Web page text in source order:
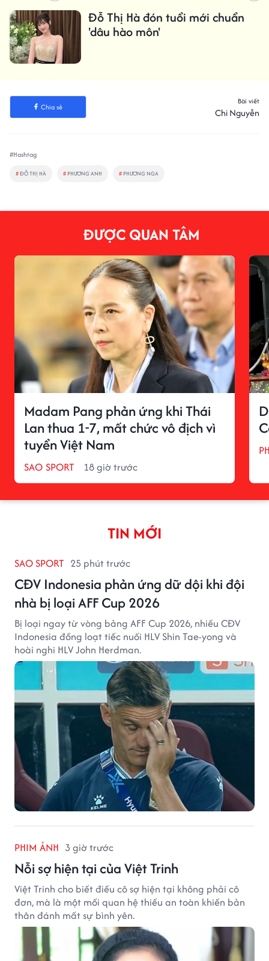
Đỗ Thị Hà đón tuổi mới chuẩn
'dâu hào môn'
Chia sẻ
Bài viết
Chi Nguyễn
#Hashtag
#ĐỖ THỊ HÀ # PHƯƠNG ANH # PHƯƠNG NGA
ĐƯỢC QUAN TÂM
Madam Pang phản ứng khi Thái
Lan thua 1-7, mất chức vô địch vì
tuyển Việt Nam
SAO SPORT 18 giờ trước
TIN MỚI
SAO SPORT 25 phút trước
CĐV Indonesia phản ứng dữ dội khi đội
nhà bị loại AFF Cup 2026
Bị loại ngay từ vòng bảng AFF Cup 2026, nhiều CĐV
Indonesia đồng loạt tiếc nuối HLV Shin Tae-yong và
hoài nghi HLV John Herdman.
PHIM ẢNH 3 giờ trước
Nỗi sợ hiện tại của Việt Trinh
Việt Trinh cho biết điều cô sợ hiện tại không phải cô
đơn, mà là một mối quan hệ thiếu an toàn khiến bản
thân đánh mất sự bình yên.